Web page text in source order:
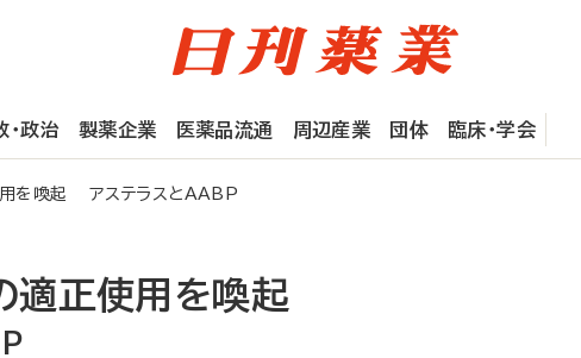
・政治 製薬企業 医薬品流通 周辺産業 団体 臨床・学会
用を喚起 アステラスとAABP
の適正使用を喚起